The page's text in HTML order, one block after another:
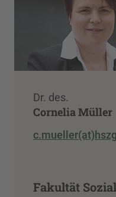
Dr. des.
Cornelia Müller
Fakultät